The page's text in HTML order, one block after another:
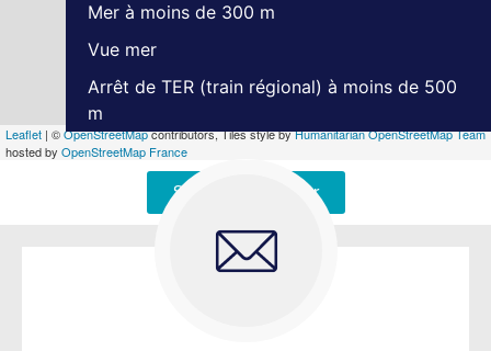
Leaflet | ©OpenStreetMapcontributors, Tiles style byHumanitarian OpenStreetMap Team
hosted by OpenStreetMap France
Mer à moins de 300 m
Vue mer
Arrêt de TER (train régional) à moins de 500
m
Signaler une erreur